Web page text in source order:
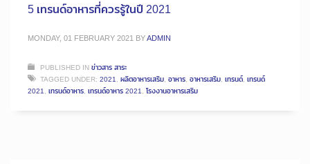
5 เทรนด์อาหารที่ควรรู้ในปี 2021
MONDAY, 01 FEBRUARY 2021 BYADMIN
PUBLISHED INข่าวสาร สาระ
TAGGED UNDER: 2021, ผลิตอาหารเสริม, อาหาร, อาหารเสริม, เทรนด์, เทรนด์
2021, เทรนด์อาหาร, เทรนด์อาหาร 2021, โรงงานอาหารเสริม